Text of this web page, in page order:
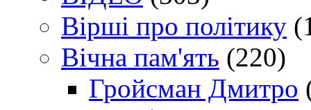
Вірші про політику
Вічна пам'ять (220)
Гройсман Дмитро